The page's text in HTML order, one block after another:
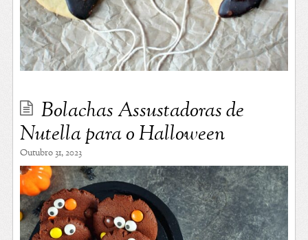
Bolachas Assustadoras de
Nutella para o Halloween
Outubro 31, 2023